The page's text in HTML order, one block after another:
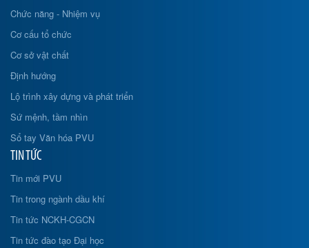
Chức năng - Nhiệm vụ
Cơ cấu tổ chức
Cơ sở vật chất
Định hướng
Lộ trình xây dựng và phát triển
Sứ mệnh, tầm nhìn
Sổ tay Văn hóa PVU
TIN TỨC
Tin mới PVU
Tin trong ngành dầu khí
Tin tức NCKH-CGCN
Tin tức đào tạo Đại học